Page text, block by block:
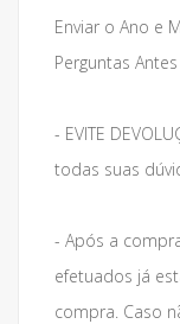
Enviar o Ano e
Perguntas
- EVITE
todas suas
- Após a
efetuados já
compra. Caso